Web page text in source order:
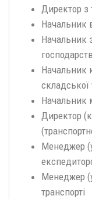
Директор з
Начальник
Начальник
Начальник
складської
Начальник
Директор
Менеджер
Менеджер
транспорті